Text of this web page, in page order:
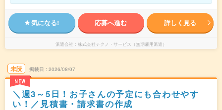
気になる! 応募へ進む 詳しく見る
派遣会社 株式会社テクノ・サービス（無期雇用派遣）
未読
NEW
掲載日 2026/08/07
＼週3～5日！お子さんの予定にも合わせやす
い！／見積書・請求書の作成